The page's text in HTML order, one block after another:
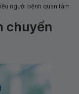
người bệnh quan tâm
chuyển